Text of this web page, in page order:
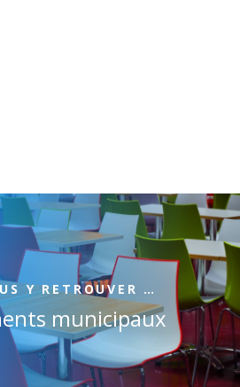
Y RETROUVER …
municipaux